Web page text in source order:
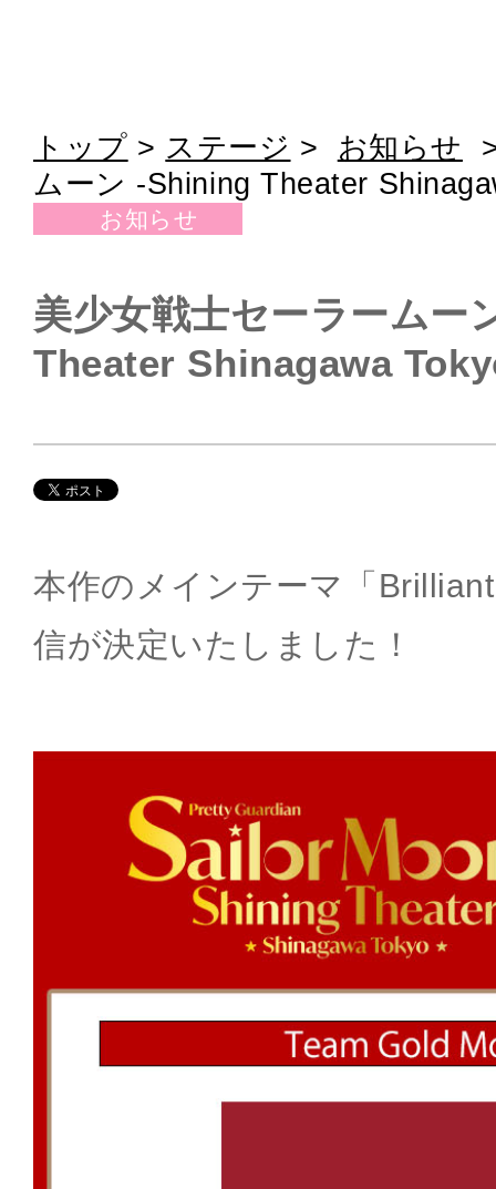
トップ > ステージ > お知らせ
ムーン -Shining Theater
お知らせ
美少女戦士セーラームー
Theater Shinagawa
本作のメインテーマ「
信が決定いたしました！